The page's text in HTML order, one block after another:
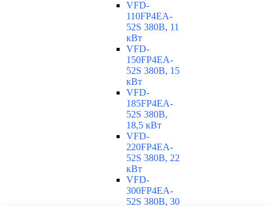
VFD-
110FP4EA-
52S 380В, 11
кВт
VFD-
150FP4EA-
52S 380В, 15
кВт
VFD-
185FP4EA-
52S 380В,
18,5 кВт
VFD-
220FP4EA-
52S 380В, 22
кВт
VFD-
300FP4EA-
52S 380В, 30